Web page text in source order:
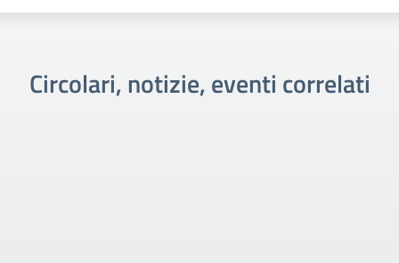
Circolari, notizie, eventi correlati